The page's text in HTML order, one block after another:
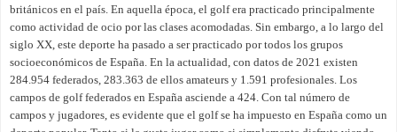
británicos en el país. En aquella época, el golf era practicado principalmente
como actividad de ocio por las clases acomodadas. Sin embargo, a lo largo del
siglo XX, este deporte ha pasado a ser practicado por todos los grupos
socioeconómicos de España. En la actualidad, con datos de 2021 existen
284.954 federados, 283.363 de ellos amateurs y 1.591 profesionales. Los
campos de golf federados en España asciende a 424. Con tal número de
campos y jugadores, es evidente que el golf se ha impuesto en España como un